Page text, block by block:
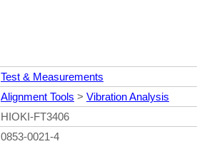
Test & Measurements
Alignment Tools > Vibration Analysis
HIOKI-FT3406
0853-0021-4